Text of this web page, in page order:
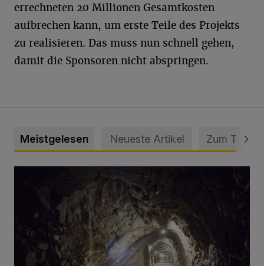
errechneten 20 Millionen Gesamtkosten
aufbrechen kann, um erste Teile des Projekts
zu realisieren. Das muss nun schnell gehen,
damit die Sponsoren nicht abspringen.
Meistgelesen Neueste Artikel Zum Thema